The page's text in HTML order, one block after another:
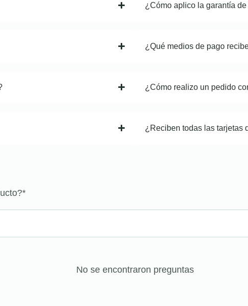
¿Cómo aplico la garantía
¿Qué medios de pago
¿Cómo realizo un pedido
¿Reciben todas las tarjetas
*
No se encontraron preguntas